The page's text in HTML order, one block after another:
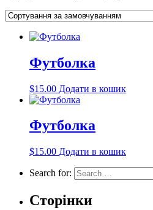
Футболка
$15.00 Додати в кошик
Футболка
$15.00 Додати в кошик
Search for:
Сторінки